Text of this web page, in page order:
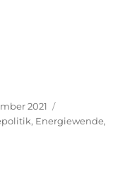
2021
, Energiewende,